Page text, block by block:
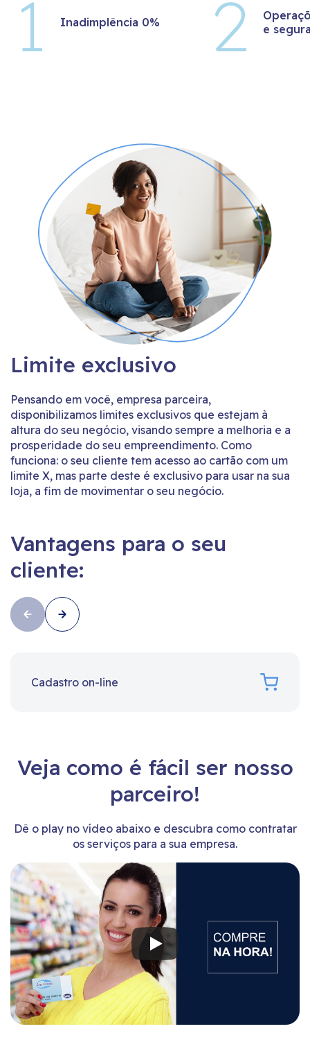
Inadimplência 0%
e
Limite exclusivo
Pensando em você, empresa parceira,
disponibilizamos limites exclusivos que estejam à
altura do seu negócio, visando sempre a melhoria e a
prosperidade do seu empreendimento. Como
funciona: o seu cliente tem acesso ao cartão com um
limite X, mas parte deste é exclusivo para usar na sua
loja, a fim de movimentar o seu negócio.
Vantagens para o seu
cliente:
Cadastro on-line
Veja como é fácil ser nosso
parceiro!
Dê o play no vídeo abaixo e descubra como contratar
os serviços para a sua empresa.